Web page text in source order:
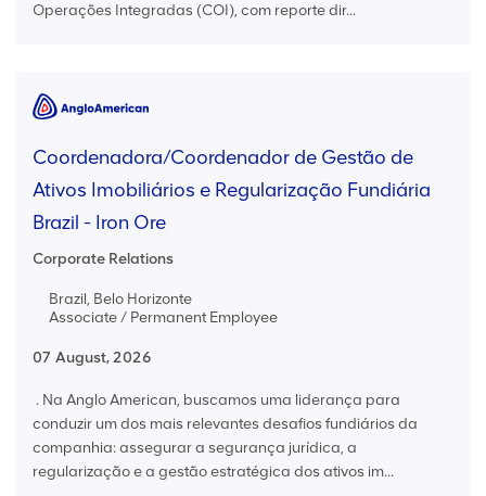
Operações Integradas (COI), com reporte dir...
Coordenadora/Coordenador de Gestão de
Ativos Imobiliários e Regularização Fundiária
Brazil - Iron Ore
Corporate Relations
Brazil, Belo Horizonte
Associate / Permanent Employee
07 August, 2026
. Na Anglo American, buscamos uma liderança para
conduzir um dos mais relevantes desafios fundiários da
companhia: assegurar a segurança jurídica, a
regularização e a gestão estratégica dos ativos im...